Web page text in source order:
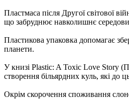
Пластмаса після Другої світової
що забруднює навколишнє
Пластикова упаковка допомагає
планети.
У книзі Plastic: A Toxic Love Story
створення більярдних куль, які до
Окрім скорочення споживання